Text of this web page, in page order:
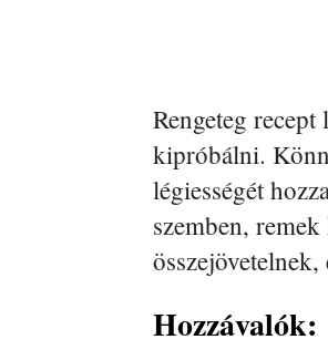
Rengeteg
kipróbálni.
légiességét
szemben,
Hozzávalók: